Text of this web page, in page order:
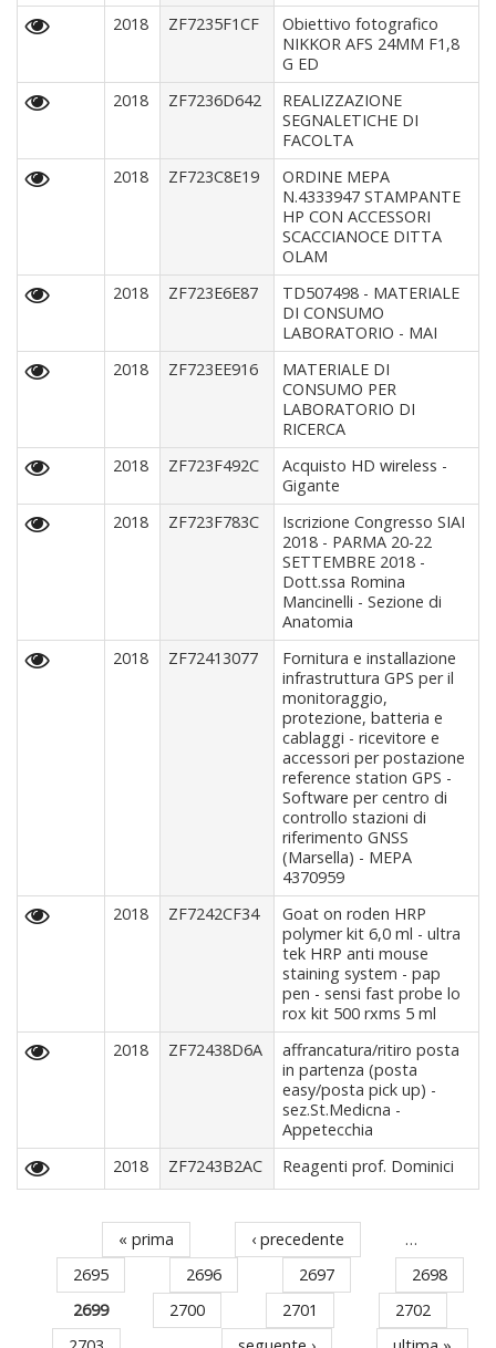
2018
ZF7235F1CF
Obiettivo fotografico
NIKKOR AFS 24MM F1,8
G ED
2018
ZF7236D642
REALIZZAZIONE
SEGNALETICHE DI
FACOLTA
2018
ZF723C8E19
ORDINE MEPA
N.4333947 STAMPANTE
HP CON ACCESSORI
SCACCIANOCE DITTA
OLAM
2018
ZF723E6E87
TD507498 - MATERIALE
DI CONSUMO
LABORATORIO - MAI
2018
ZF723EE916
MATERIALE DI
CONSUMO PER
LABORATORIO DI
RICERCA
2018
ZF723F492C
Acquisto HD wireless -
Gigante
2018
ZF723F783C
Iscrizione Congresso SIAI
2018 - PARMA 20-22
SETTEMBRE 2018 -
Dott.ssa Romina
Mancinelli - Sezione di
Anatomia
2018
ZF72413077
Fornitura e installazione
infrastruttura GPS per il
monitoraggio,
protezione, batteria e
cablaggi - ricevitore e
accessori per postazione
reference station GPS -
Software per centro di
controllo stazioni di
riferimento GNSS
(Marsella) - MEPA
4370959
2018
ZF7242CF34
Goat on roden HRP
polymer kit 6,0 ml - ultra
tek HRP anti mouse
staining system - pap
pen - sensi fast probe lo
rox kit 500 rxms 5 ml
2018
ZF72438D6A
affrancatura/ritiro posta
in partenza (posta
easy/posta pick up) -
sez.St.Medicna -
Appetecchia
2018
ZF7243B2AC Reagenti prof. Dominici
Pagine« prima ‹ precedente
…
2695
2696 2697
2698
2699
2700 2701
2702